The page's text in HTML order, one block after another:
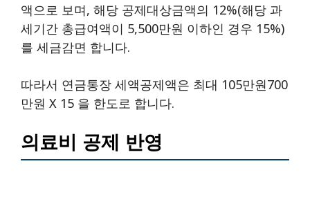
액으로 보며, 해당 공제대상금액의 12%(해당 과
세기간 총급여액이 5,500만원 이하인 경우 15%)
를 세금감면 합니다.
따라서 연금통장 세액공제액은 최대 105만원700
만원 X 15 을 한도로 합니다.
의료비 공제 반영